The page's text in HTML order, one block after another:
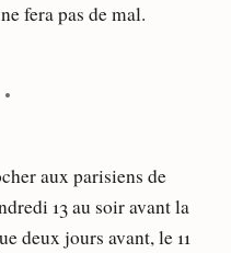
fera pas de mal.
aux parisiens de
13 au soir avant la
deux jours avant, le 11